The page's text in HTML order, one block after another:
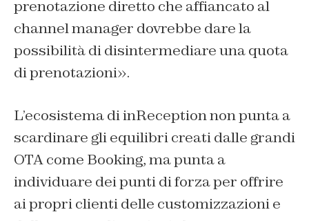
prenotazione diretto che affiancato al
channel manager dovrebbe dare la
possibilità di disintermediare una quota
di prenotazioni».
L’ecosistema di inReception non punta a
scardinare gli equilibri creati dalle grandi
OTA come Booking, ma punta a
individuare dei punti di forza per offrire
ai propri clienti delle customizzazioni e